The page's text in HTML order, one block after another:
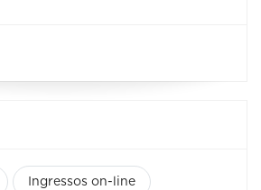
Ingressos on-line